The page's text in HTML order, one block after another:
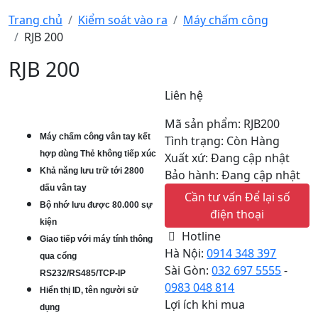
Trang chủ Kiểm soát vào ra
Máy chấm công
RJB 200
RJB 200
Liên hệ
Mã sản phẩm: RJB200
Tình trạng: Còn Hàng
Xuất xứ: Đang cập nhật
Bảo hành: Đang cập nhật
Cần tư vấn Để lại số
điện thoại
Hotline
Hà Nội:0914 348 397
Sài Gòn:032 697 5555-
0983 048 814
Lợi ích khi mua
Máy chấm công vân tay kết
hợp dùng Thẻ không tiếp xúc
Khả năng lưu trữ tới 2800
dấu vân tay
Bộ nhớ lưu được 80.000 sự
kiện
Giao tiếp với máy tính thông
qua cổng
RS232/RS485/TCP-IP
Hiển thị ID, tên người sử
dụng